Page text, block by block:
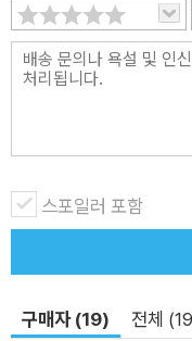
스포일러 포함
구매자 (19) 전체